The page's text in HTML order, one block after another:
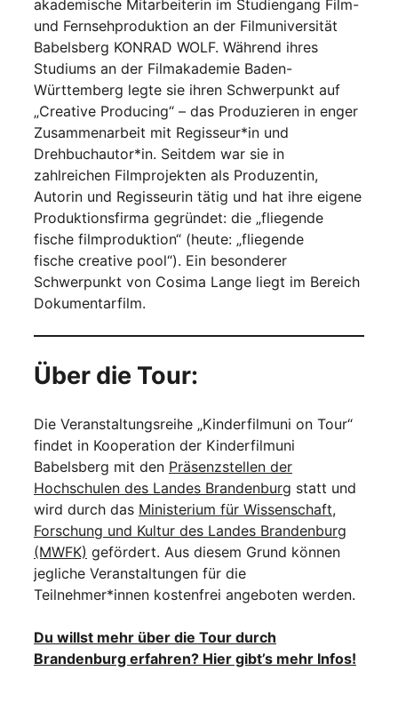
akademische Mitarbeiterin im Studiengang Film-
und Fernsehproduktion an der Filmuniversität
Babelsberg KONRAD WOLF. Während ihres
Studiums an der Filmakademie Baden-
Württemberg legte sie ihren Schwerpunkt auf
„Creative Producing“ – das Produzieren in enger
Zusammenarbeit mit Regisseur*in und
Drehbuchautor*in. Seitdem war sie in
zahlreichen Filmprojekten als Produzentin,
Autorin und Regisseurin tätig und hat ihre eigene
Produktionsfirma gegründet: die „fliegende
fische filmproduktion“ (heute: „fliegende
fische creative pool“). Ein besonderer
Schwerpunkt von Cosima Lange liegt im Bereich
Dokumentarfilm.
Über die Tour:
Die Veranstaltungsreihe „Kinderfilmuni on Tour“
findet in Kooperation der Kinderfilmuni
Babelsberg mit den Präsenzstellen der
Hochschulen des Landes Brandenburg statt und
wird durch das Ministerium für Wissenschaft,
Forschung und Kultur des Landes Brandenburg
(MWFK) gefördert. Aus diesem Grund können
jegliche Veranstaltungen für die
Teilnehmer*innen kostenfrei angeboten werden.
Du willst mehr über die Tour durch
Brandenburg erfahren? Hier gibt’s mehr Infos!